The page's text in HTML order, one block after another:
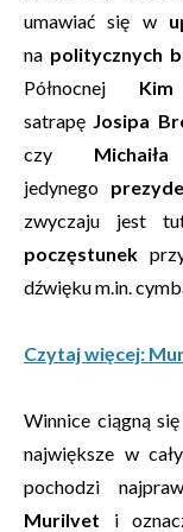
umawiać się w
na politycznych
Północnej
satrapę Josipa
czy
jedynego
zwyczaju jest
poczęstunek
dźwięku m.in.
Czytaj więcej:
Winnice ciągną
największe w
pochodzi
Murilvet i